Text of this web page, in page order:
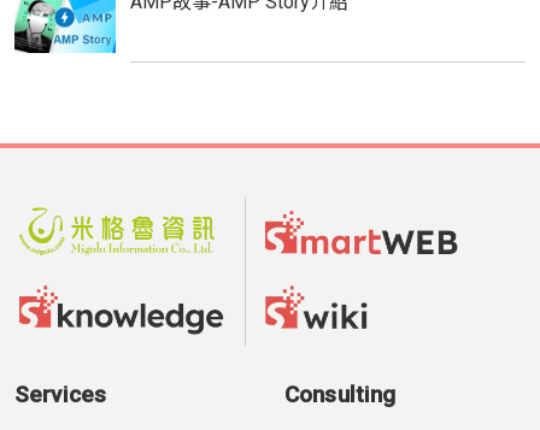
Services Consulting